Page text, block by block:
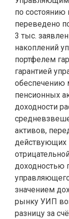
по состоянию
переведено
3 тыс.
накоплений
портфелем
гарантией
обеспечению
пенсионных
доходности
активов,
действующих
доходностью
значением
рынку УИП
разницу за